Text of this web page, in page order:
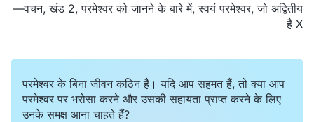
—वचन, खंड 2, परमेश्वर को जानने के बारे में, स्वयं परमेश्वर, जो अद्वितीय
है X
परमेश्वर के बिना जीवन कठिन है। यदि आप सहमत हैं, तो क्या आप
परमेश्वर पर भरोसा करने और उसकी सहायता प्राप्त करने के लिए
उनके समक्ष आना चाहते हैं?